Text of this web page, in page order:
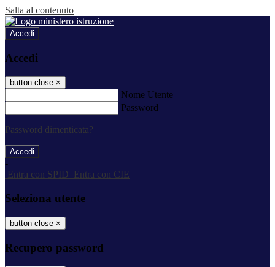
Salta al contenuto
Accedi
Accedi
button close ×
Nome Utente
Password
Password dimenticata?
-
Entra con SPID
Entra con CIE
Seleziona utente
button close ×
Recupero password